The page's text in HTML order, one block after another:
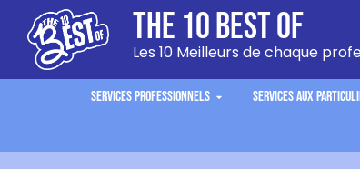
The 10 Best Of
Les 10 Meilleurs de chaque
Services Professionnels Services aux